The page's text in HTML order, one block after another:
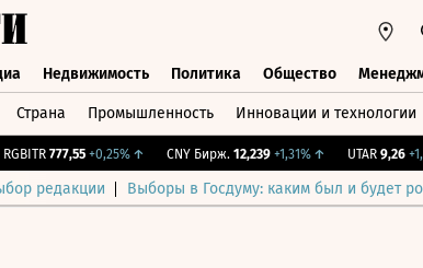
Недвижимость Политика Общество
Страна Промышленность Инновации и технологии
RGBITR 777,55 +0,25%↑ CNY Бирж. 12,239 +1,31%↑ UTAR 9,26
редакции Выборы в Госдуму: каким был и будет